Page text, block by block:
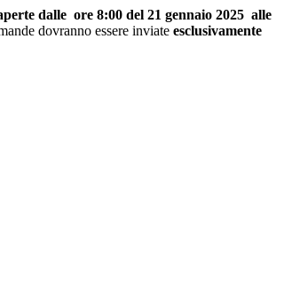
dalle ore 8:00 del 21 gennaio 2025 alle
dovranno essere inviate esclusivamente